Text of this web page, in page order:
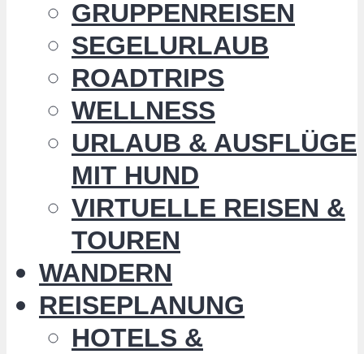
GRUPPENREISEN
SEGELURLAUB
ROADTRIPS
WELLNESS
URLAUB & AUSFLÜGE
MIT HUND
VIRTUELLE REISEN &
TOUREN
WANDERN
REISEPLANUNG
HOTELS &